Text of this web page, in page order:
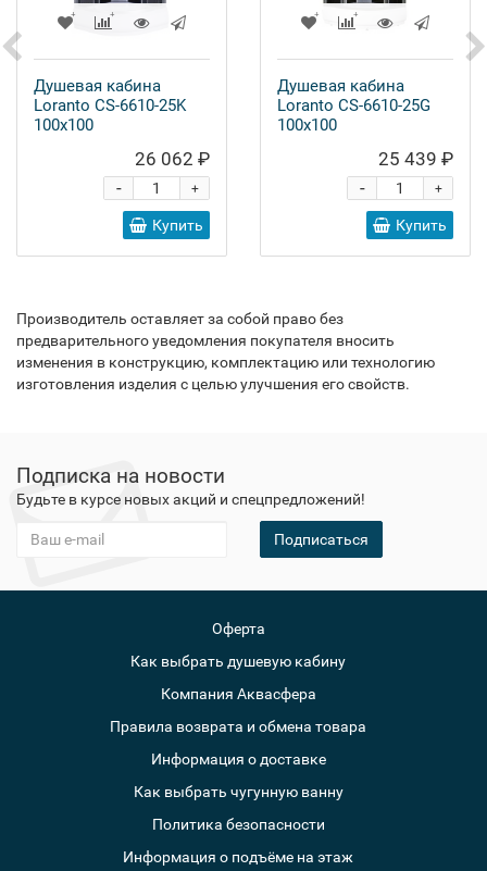
Душевая кабина
Loranto CS-6610-25K
100x100
26 062 ₽
+
-
Купить
Душевая кабина
Loranto CS-6610-25G
100x100
25 439 ₽
+
-
Купить
Производитель оставляет за собой право без
предварительного уведомления покупателя вносить
изменения в конструкцию, комплектацию или технологию
изготовления изделия с целью улучшения его свойств.
Подписка на новости
Будьте в курсе новых акций и спецпредложений!
Подписаться
Оферта
Как выбрать душевую кабину
Компания Аквасфера
Правила возврата и обмена товара
Информация о доставке
Как выбрать чугунную ванну
Политика безопасности
Информация о подъёме на этаж